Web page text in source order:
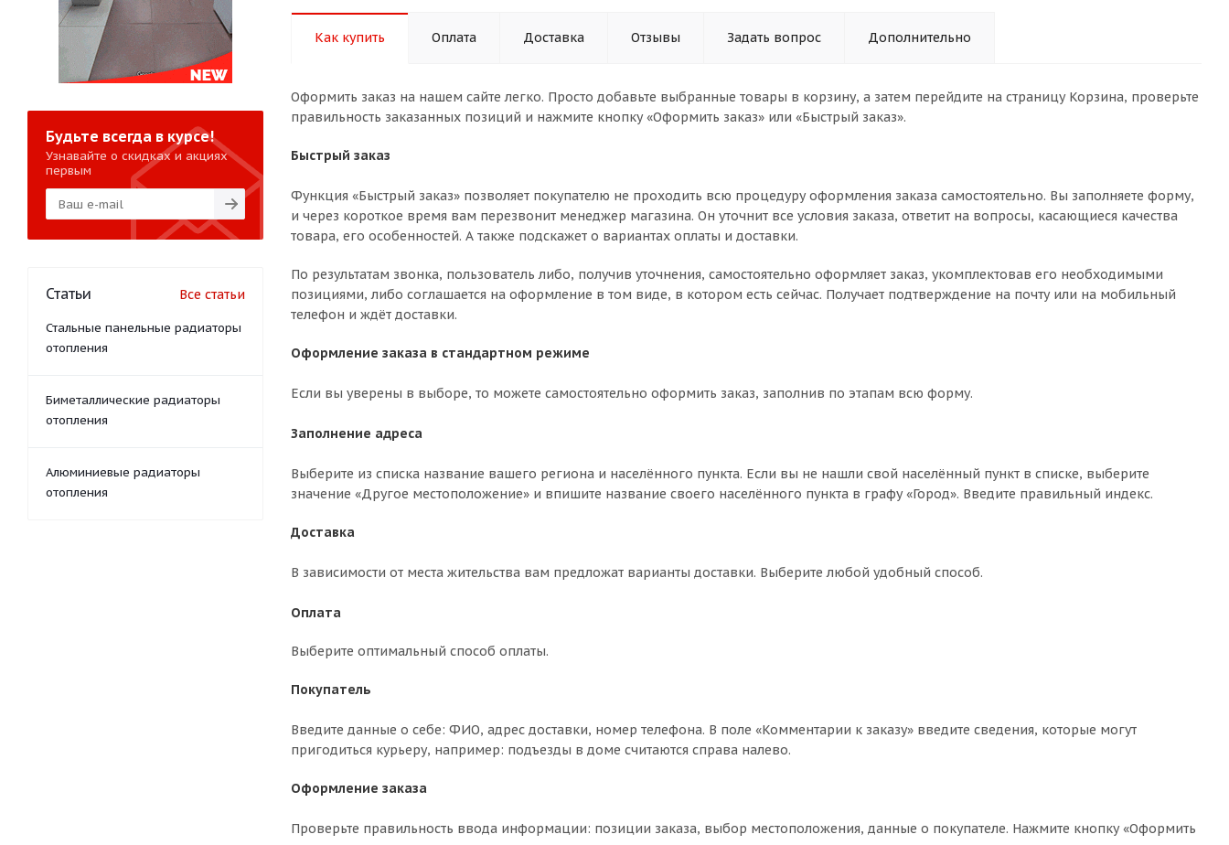
Как купить Оплата Доставка Отзывы Задать вопрос Дополнительно
Оформить заказ на нашем сайте легко. Просто добавьте выбранные товары в корзину, а затем перейдите на страницу Корзина, проверьте
правильность заказанных позиций и нажмите кнопку «Оформить заказ» или «Быстрый заказ».
Быстрый заказ
Функция «Быстрый заказ» позволяет покупателю не проходить всю процедуру оформления заказа самостоятельно. Вы заполняете форму,
и через короткое время вам перезвонит менеджер магазина. Он уточнит все условия заказа, ответит на вопросы, касающиеся качества
товара, его особенностей. А также подскажет о вариантах оплаты и доставки.
По результатам звонка, пользователь либо, получив уточнения, самостоятельно оформляет заказ, укомплектовав его необходимыми
позициями, либо соглашается на оформление в том виде, в котором есть сейчас. Получает подтверждение на почту или на мобильный
телефон и ждёт доставки.
Оформление заказа в стандартном режиме
Если вы уверены в выборе, то можете самостоятельно оформить заказ, заполнив по этапам всю форму.
Заполнение адреса
Выберите из списка название вашего региона и населённого пункта. Если вы не нашли свой населённый пункт в списке, выберите
значение «Другое местоположение» и впишите название своего населённого пункта в графу «Город». Введите правильный индекс.
Доставка
В зависимости от места жительства вам предложат варианты доставки. Выберите любой удобный способ.
Оплата
Выберите оптимальный способ оплаты.
Покупатель
Введите данные о себе: ФИО, адрес доставки, номер телефона. В поле «Комментарии к заказу» введите сведения, которые могут
пригодиться курьеру, например: подъезды в доме считаются справа налево.
Оформление заказа
Проверьте правильность ввода информации: позиции заказа, выбор местоположения, данные о покупателе. Нажмите кнопку «Оформить
Будьте всегда в курсе!
Узнавайте о скидках и акциях
первым
Статьи Все статьи
Стальные панельные радиаторы
отопления
Биметаллические радиаторы
отопления
Алюминиевые радиаторы
отопления